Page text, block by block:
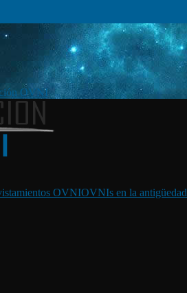
OVNI
OVNIOVNIs en la antigüedad